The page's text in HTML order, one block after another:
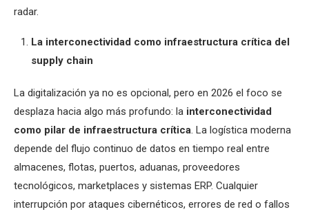
radar.
La interconectividad como infraestructura crítica del
supply chain
La digitalización ya no es opcional, pero en 2026 el foco se
desplaza hacia algo más profundo: la interconectividad
como pilar de infraestructura crítica. La logística moderna
depende del flujo continuo de datos en tiempo real entre
almacenes, flotas, puertos, aduanas, proveedores
tecnológicos, marketplaces y sistemas ERP. Cualquier
interrupción por ataques cibernéticos, errores de red o fallos